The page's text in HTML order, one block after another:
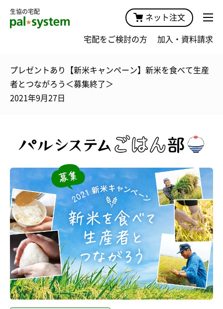
生協の宅配
ネット注文
宅配をご検討の方 加入・資料請求
プレゼントあり【新米キャンペーン】新米を食べて生産
者とつながろう＜募集終了＞
2021年9月27日